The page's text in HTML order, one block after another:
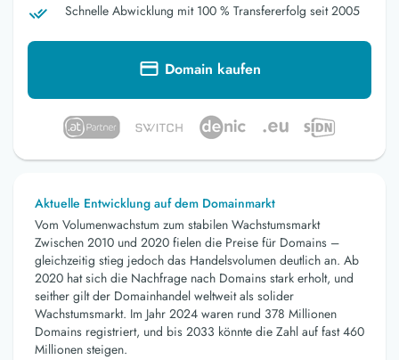
Schnelle Abwicklung mit 100 % Transfererfolg seit 2005
Domain kaufen
Aktuelle Entwicklung auf dem Domainmarkt
Vom Volumenwachstum zum stabilen Wachstumsmarkt
Zwischen 2010 und 2020 fielen die Preise für Domains –
gleichzeitig stieg jedoch das Handelsvolumen deutlich an. Ab
2020 hat sich die Nachfrage nach Domains stark erholt, und
seither gilt der Domainhandel weltweit als solider
Wachstumsmarkt. Im Jahr 2024 waren rund 378 Millionen
Domains registriert, und bis 2033 könnte die Zahl auf fast 460
Millionen steigen.